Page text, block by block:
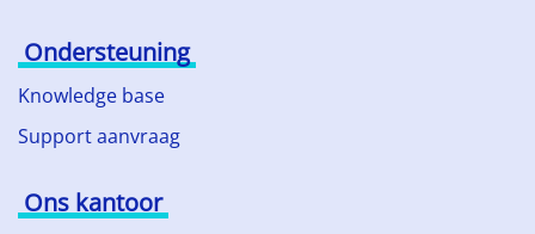
Ondersteuning
Knowledge base
Support aanvraag
Ons kantoor